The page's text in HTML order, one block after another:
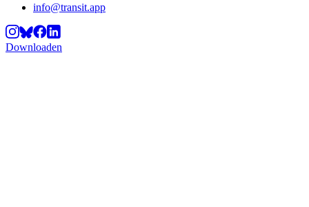
info@transit.app
Downloaden